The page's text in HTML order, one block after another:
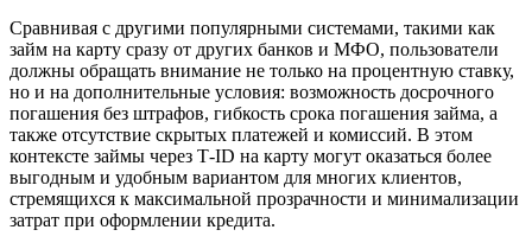
Сравнивая с другими популярными системами, такими как
займ на карту сразу от других банков и МФО, пользователи
должны обращать внимание не только на процентную ставку,
но и на дополнительные условия: возможность досрочного
погашения без штрафов, гибкость срока погашения займа, а
также отсутствие скрытых платежей и комиссий. В этом
контексте займы через Т-ID на карту могут оказаться более
выгодным и удобным вариантом для многих клиентов,
стремящихся к максимальной прозрачности и минимализации
затрат при оформлении кредита.